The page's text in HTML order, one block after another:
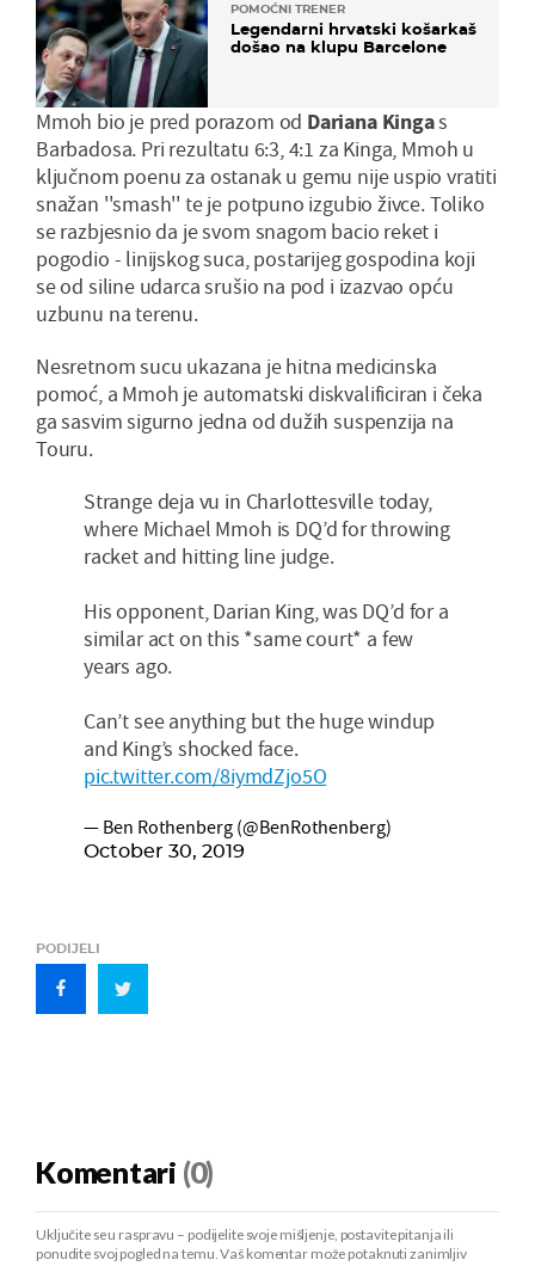
POMOĆNI TRENER
Legendarni hrvatski košarkaš
došao na klupu Barcelone
Mmoh bio je pred porazom od Dariana Kingas
Barbadosa. Pri rezultatu 6:3, 4:1 za Kinga, Mmoh u
ključnom poenu za ostanak u gemu nije uspio vratiti
snažan ''smash'' te je potpuno izgubio živce. Toliko
se razbjesnio da je svom snagom bacio reket i
pogodio - linijskog suca, postarijeg gospodina koji
se od siline udarca srušio na pod i izazvao opću
uzbunu na terenu.
Nesretnom sucu ukazana je hitna medicinska
pomoć, a Mmoh je automatski diskvalificiran i čeka
ga sasvim sigurno jedna od dužih suspenzija na
Touru.
Strange deja vu in Charlottesville today,
where Michael Mmoh is DQ’d for throwing
racket and hitting line judge.
His opponent, Darian King, was DQ’d for a
similar act on this *same court* a few
years ago.
Can’t see anything but the huge windup
and King’s shocked face.
pic.twitter.com/8iymdZjo5O
— Ben Rothenberg (@BenRothenberg)
October 30, 2019
PODIJELI
Komentari (0)
Uključite se u raspravu – podijelite svoje mišljenje, postavite pitanja ili
ponudite svoj pogled na temu. Vaš komentar može potaknuti zanimljiv